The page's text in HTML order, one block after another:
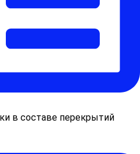
в составе перекрытий